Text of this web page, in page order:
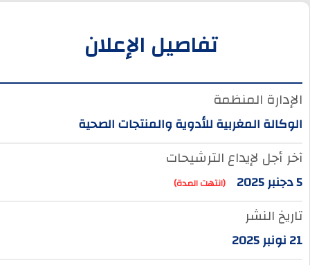
تفاصيل الإعلان
الإدارة المنظمة
الوكالة المغربية للأدوية والمنتجات الصحية
آخر أجل لإيداع الترشيحات
(انتهت المدة)
تاريخ النشر
21 نونبر 2025